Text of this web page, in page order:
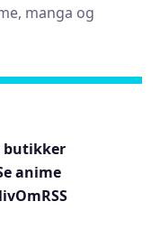
manga og
butikker
anime
OmRSS